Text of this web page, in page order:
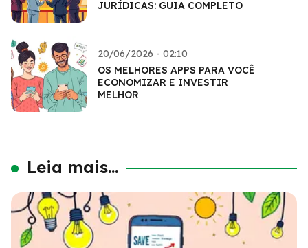
JURÍDICAS: GUIA COMPLETO
20/06/2026 - 02:10
OS MELHORES APPS PARA VOCÊ
ECONOMIZAR E INVESTIR
MELHOR
Leia mais...